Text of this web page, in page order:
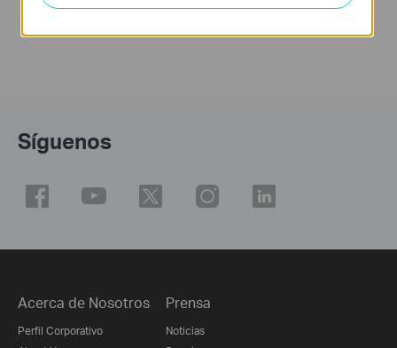
Síguenos
Acerca de Nosotros
Perfil Corporativo
Prensa
Noticias